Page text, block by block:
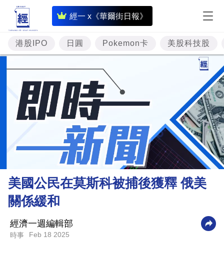
經一 x《華爾街日報》
即
時
財
經
專
題
投
資
樓
市
財
業
科
港股IPO 日圓 Pokemon卡 美股科技股
美國公民在莫斯科被捕後獲釋 俄美
關係緩和
經濟一週編輯部
時事 Feb 18 2025